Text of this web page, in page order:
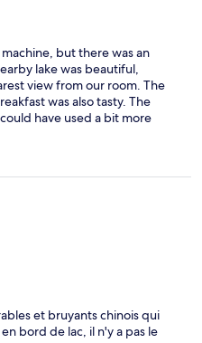
but there was an
lake was beautiful,
view from our room. The
was also tasty. The
have used a bit more
et bruyants chinois qui
bord de lac, il n'y a pas le